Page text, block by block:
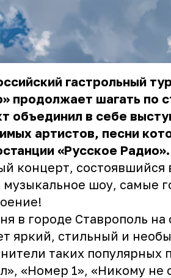
гастрольный
продолжает шагать по
объединил в себе
артистов, песни
«Русское Радио».
концерт, состоявшийся
музыкальное шоу, самые
в городе Ставрополь на
яркий, стильный и
таких популярных
«Номер 1», «Никому не